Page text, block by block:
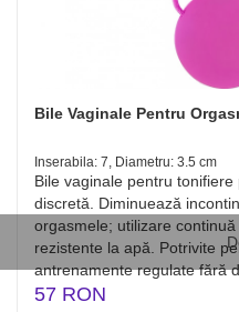
Bile Vaginale Pentru
Inserabila: 7, Diametru: 3.5 cm
Bile vaginale pentru
discretă. Diminuează
orgasmele; utilizare
rezistente la apă. Potrivite
antrenamente regulate fără
57 RON